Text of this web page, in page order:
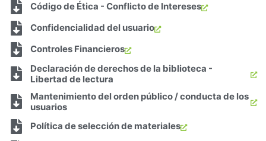
Código de Ética - Conflicto de Intereses
Confidencialidad del usuario
Controles Financieros
Declaración de derechos de la biblioteca -
Libertad de lectura
Mantenimiento del orden público / conducta de los
usuarios
Política de selección de materiales